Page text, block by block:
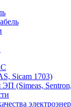
Sicam 1703)
ЭП (Simeas,